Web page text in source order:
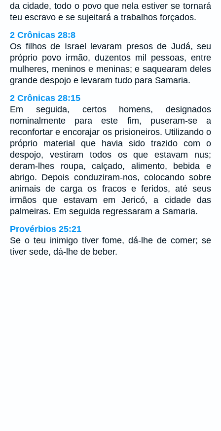
da cidade, todo o povo que nela estiver se tornará
teu escravo e se sujeitará a trabalhos forçados.
2 Crônicas 28:8
Os filhos de Israel levaram presos de Judá, seu
próprio povo irmão, duzentos mil pessoas, entre
mulheres, meninos e meninas; e saquearam deles
grande despojo e levaram tudo para Samaria.
2 Crônicas 28:15
Em seguida, certos homens, designados
nominalmente para este fim, puseram-se a
reconfortar e encorajar os prisioneiros. Utilizando o
próprio material que havia sido trazido com o
despojo, vestiram todos os que estavam nus;
deram-lhes roupa, calçado, alimento, bebida e
abrigo. Depois conduziram-nos, colocando sobre
animais de carga os fracos e feridos, até seus
irmãos que estavam em Jericó, a cidade das
palmeiras. Em seguida regressaram a Samaria.
Provérbios 25:21
Se o teu inimigo tiver fome, dá-lhe de comer; se
tiver sede, dá-lhe de beber.